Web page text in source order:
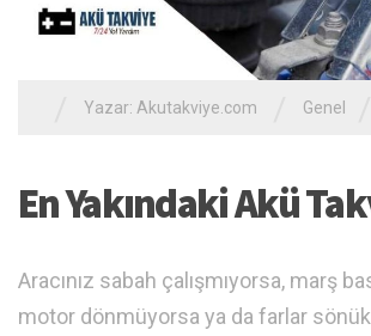
Yazar: Akutakviye.com Genel
En Yakındaki Akü
Aracınız sabah çalışmıyorsa, marş
motor dönmüyorsa ya da farlar sönük